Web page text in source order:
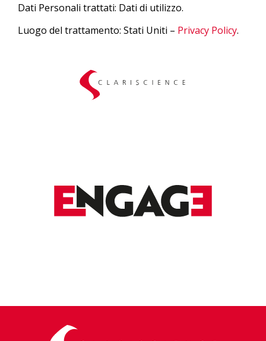
Dati Personali trattati: Dati di utilizzo.
Luogo del trattamento: Stati Uniti – Privacy Policy.